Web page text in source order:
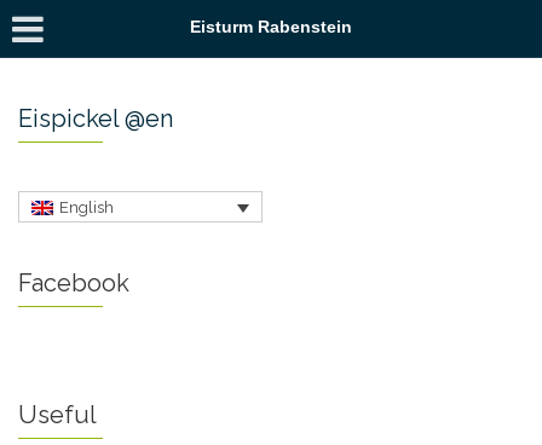
Eisturm Rabenstein
Eispickel @en
English
Facebook
Useful